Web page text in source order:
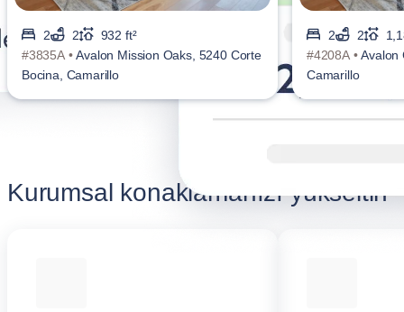
2 2
932 ft²
#3835A •Avalon Mission Oaks, 5240 Corte
Bocina, Camarillo
2 2
#4208A •Avalon
Camarillo
Kurumsal konaklamanızı yükseltin